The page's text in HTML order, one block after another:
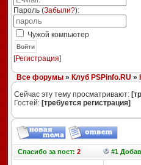
Пароль (Забыли?):
Чужой компьютер
Войти
[Регистрация]
Все форумы» Клуб PSPinfo.RU »
Сейчас эту тему просматривают:
Гостей: [требуется регистрация]
Спасибоза пост: 2 #1